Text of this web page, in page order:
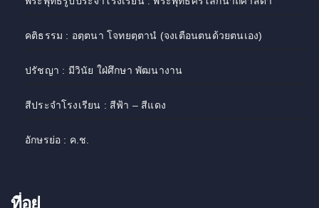
คติธรรม : อตฺตนา โจทยตฺตานํ (จงเตือนตนด้วยตนเอง)
ปรัชญา : มีวินัย ใฝ่ศึกษา พัฒนางาน
สีประจำโรงเรียน : สีฟ้า – สีแดง
อักษรย่อ : ค.ช.
ที่อยู่